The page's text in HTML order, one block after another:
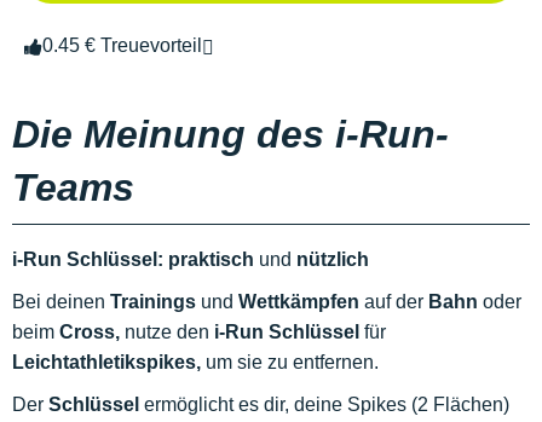
0.45 € Treuevorteil
Die Meinung des i-Run-
Teams
i-Run Schlüssel: praktisch und nützlich
Bei deinen Trainings und Wettkämpfen auf der Bahn oder
beim Cross, nutze den i-Run Schlüssel für
Leichtathletikspikes, um sie zu entfernen.
Der Schlüssel ermöglicht es dir, deine Spikes (2 Flächen)